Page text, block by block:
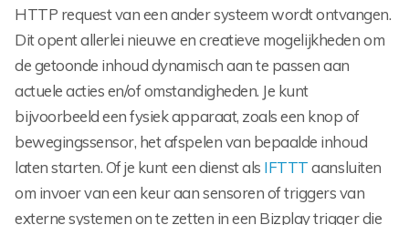
HTTP request van een ander systeem wordt ontvangen.
Dit opent allerlei nieuwe en creatieve mogelijkheden om
de getoonde inhoud dynamisch aan te passen aan
actuele acties en/of omstandigheden. Je kunt
bijvoorbeeld een fysiek apparaat, zoals een knop of
bewegingssensor, het afspelen van bepaalde inhoud
laten starten. Of je kunt een dienst als IFTTTaansluiten
om invoer van een keur aan sensoren of triggers van
externe systemen on te zetten in een Bizplay trigger die